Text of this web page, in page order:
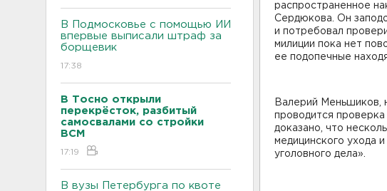
В Подмосковье с помощью ИИ
впервые выписали штраф за
борщевик
17:38
В Тосно открыли
перекрёсток, разбитый
самосвалами со стройки
ВСМ
17:19
В вузы Петербурга по квоте
распространенное
Сердюкова. Он
и потребовал
милиции пока нет
ее подопечные
Валерий Меньшиков,
проводится
доказано, что
медицинского ухода
уголовного дела».